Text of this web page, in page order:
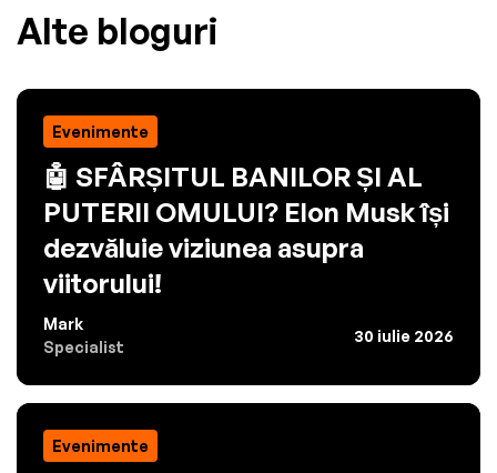
Alte bloguri
Evenimente
🤖 SFÂRȘITUL BANILOR ȘI AL
PUTERII OMULUI? Elon Musk își
dezvăluie viziunea asupra
viitorului!
Mark
Specialist
30 iulie 2026
Evenimente